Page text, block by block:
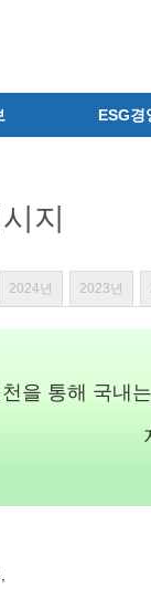
ESG경
윤리경
사이버제
지배구조
지
2024년 2023년
을 통해 국내